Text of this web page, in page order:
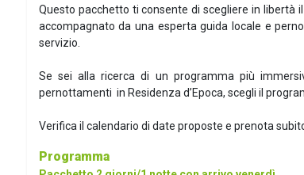
Questo pacchetto ti consente di scegliere in libertà
accompagnato da una esperta guida locale e
servizio.
Se sei alla ricerca di un programma più
pernottamenti in Residenza d’Epoca, scegli il
Verifica il calendario di date proposte e prenota
Programma